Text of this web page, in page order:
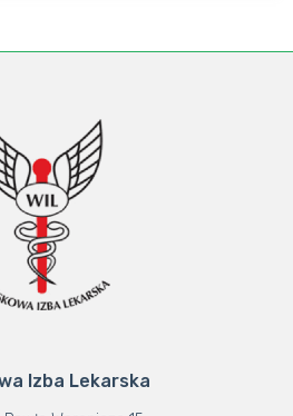
Izba Lekarska